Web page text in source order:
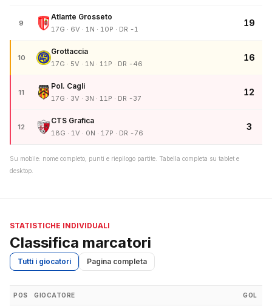
9
Atlante Grosseto
17G · 6V · 1N · 10P · DR -1
19
10
Grottaccia
17G · 5V · 1N · 11P · DR -46
16
11
Pol. Cagli
17G · 3V · 3N · 11P · DR -37
12
12
CTS Grafica
18G · 1V · 0N · 17P · DR -76
3
Su mobile: nome completo, punti e riepilogo partite. Tabella completa su tablet e
desktop.
STATISTICHE INDIVIDUALI
Classifica marcatori
Tutti i giocatori Pagina completa
POS GIOCATORE GOL